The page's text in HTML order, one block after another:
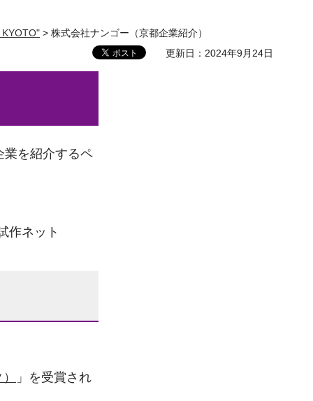
> 株式会社ナンゴー（京都企業紹介）
更新日：2024年9月24日
業を紹介するペ
」を受賞され